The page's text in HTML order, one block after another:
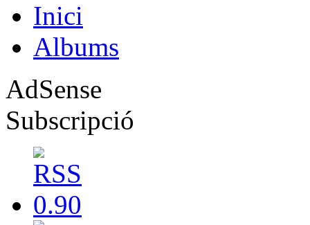
Inici
Albums
AdSense
Subscripció